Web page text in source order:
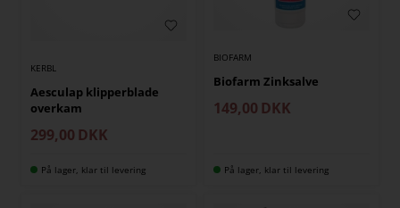
KERBL
Aesculap klipperblade
overkam
299,00 DKK
På lager, klar til levering
BIOFARM
Biofarm Zinksalve
149,00 DKK
På lager, klar til levering